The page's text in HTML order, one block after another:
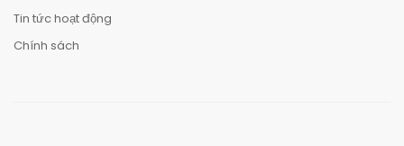
Tin tức hoạt động
Chính sách